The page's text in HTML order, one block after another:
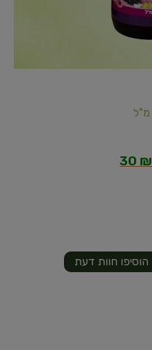
מ"ל
30 ₪
הוסיפו חוות דעת